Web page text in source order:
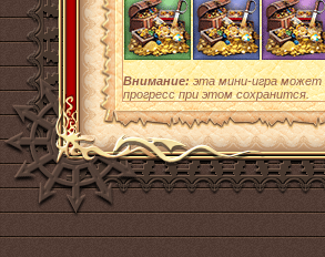
Внимание:эта мини-игра может
прогресс при этом сохранится.